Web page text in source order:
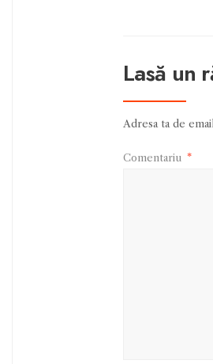
Lasă un
Adresa ta de
Comentariu *